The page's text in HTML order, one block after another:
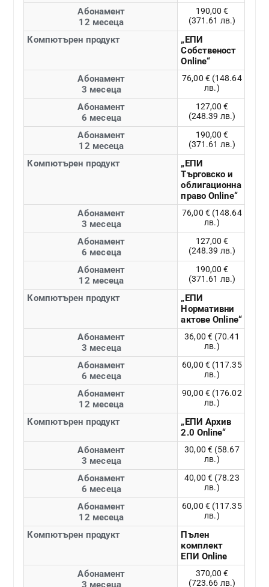
Абонамент
12 месеца
190,00 €
(371.61 лв.)
Компютърен продукт
„ЕПИ
Собственост
Online“
Абонамент
3 месеца
76,00 € (148.64
лв.)
Абонамент
6 месеца
127,00 €
(248.39 лв.)
Абонамент
12 месеца
190,00 €
(371.61 лв.)
Компютърен продукт
„ЕПИ
Търговско и
облигационна
право Online“
Абонамент
3 месеца
76,00 € (148.64
лв.)
Абонамент
6 месеца
127,00 €
(248.39 лв.)
Абонамент
12 месеца
190,00 €
(371.61 лв.)
Компютърен продукт
„ЕПИ
Нормативни
актове Online“
Абонамент
3 месеца
36,00 € (70.41
лв.)
Абонамент
6 месеца
60,00 € (117.35
лв.)
Абонамент
12 месеца
90,00 € (176.02
лв.)
Компютърен продукт
„ЕПИ Архив
2.0 Online“
Абонамент
3 месеца
30,00 € (58.67
лв.)
Абонамент
6 месеца
40,00 € (78.23
лв.)
Абонамент
12 месеца
60,00 € (117.35
лв.)
Компютърен продукт
Пълен
комплект
ЕПИ Online
Абонамент
3 месеца
370,00 €
(723.66 лв.)